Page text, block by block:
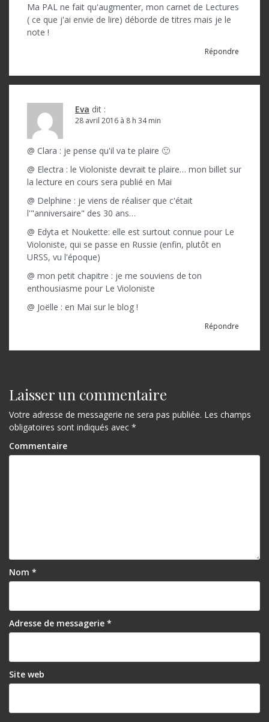
Ma PAL ne fait qu'augmenter, mon carnet de Lectures
( ce que j'ai envie de lire) déborde de titres mais je le
note !
Répondre
Eva dit :
28 avril 2016 à 8 h 34 min
@ Clara : je pense qu'il va te plaire 🙂
@ Electra : le Violoniste devrait te plaire… mon billet sur
la lecture en cours sera publié en Mai
@ Delphine : je viens de réaliser que c'était
l'"anniversaire" des 30 ans…
@ Edyta et Noukette: elle est surtout connue pour Le
Violoniste, qui se passe en Russie (enfin, plutôt en
URSS, vu l'époque)
@ mon petit chapitre : je me souviens de ton
enthousiasme pour Le Violoniste
@ Joëlle : en Mai sur le blog !
Répondre
Laisser un commentaire
Votre adresse de messagerie ne sera pas publiée. Les champs
obligatoires sont indiqués avec *
Commentaire
Nom *
Adresse de messagerie *
Site web